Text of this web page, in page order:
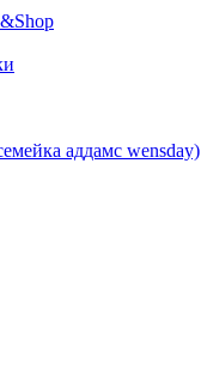
аддамс wensday)